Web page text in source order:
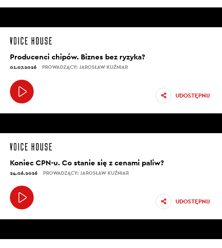
Producenci chipów. Biznes bez ryzyka?
01.07.2026 PROWADZĄCY: JAROSŁAW KUŹNIAR
UDOSTĘPNIJ
Koniec CPN-u. Co stanie się z cenami paliw?
24.06.2026 PROWADZĄCY: JAROSŁAW KUŹNIAR
UDOSTĘPNIJ